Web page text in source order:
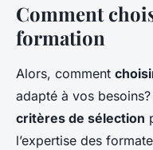
Comment
formation
Alors, comment
adapté à vos
critères de sélection
l’expertise des